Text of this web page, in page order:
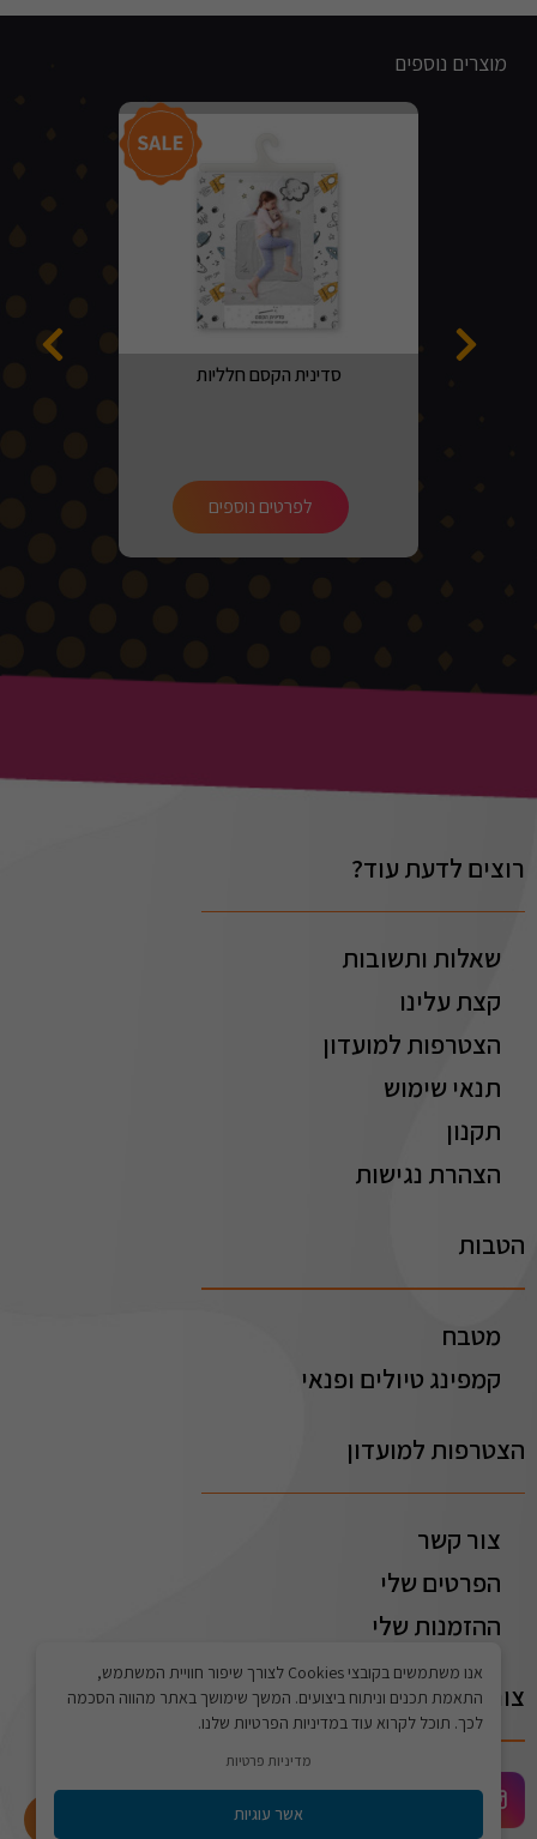
אנו משתמשים בקובצי Cookies לצורך שיפור חוויית המשתמש,
התאמת תכנים וניתוח ביצועים. המשך שימושך באתר מהווה הסכמה
לכך. תוכל לקרוא עוד במדיניות הפרטיות שלנו.
מדיניות פרטיות
אשר עוגיות
מוצרים נוספים
סדינית הקסם חלליות
לפרטים נוספים
רוצים לדעת עוד?
שאלות ותשובות
קצת עלינו
הצטרפות למועדון
תנאי שימוש
תקנון
הצהרת נגישות
הטבות
מטבח
קמפינג טיולים ופנאי
הצטרפות למועדון
צור קשר
הפרטים שלי
ההזמנות שלי
צור קשר